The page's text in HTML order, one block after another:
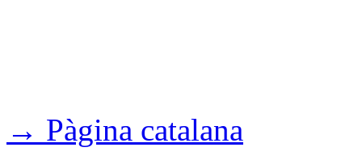
→ Pàgina catalana